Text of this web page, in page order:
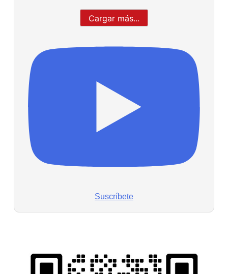
Cargar más...
Suscríbete